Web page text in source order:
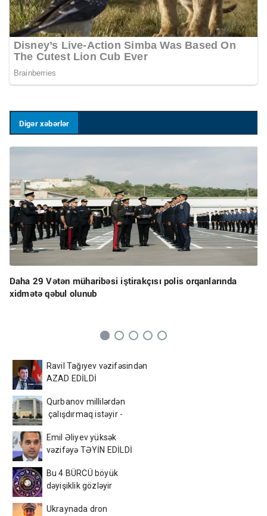
Digər xəbərlər
Daha 29 Vətən müharibəsi iştirakçısı polis orqanlarında
xidmətə qəbul olunub
Ravil Tağıyev vəzifəsindən
AZAD EDİLDİ
Qurbanov millilərdən
çalışdırmaq istəyir -
Emil Əliyev yüksək
vəzifəyə TƏYİN EDİLDİ
Bu 4 BÜRCÜ böyük
dəyişiklik gözləyir
Ukraynada dron